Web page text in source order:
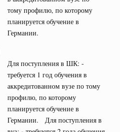
тому профилю, по которому
планируется обучение в
Германии.
Для поступления в ШК: -
требуется 1 год обучения в
аккредитованном вузе по тому
профилю, по которому
планируется обучение в
Германии. Для поступления в